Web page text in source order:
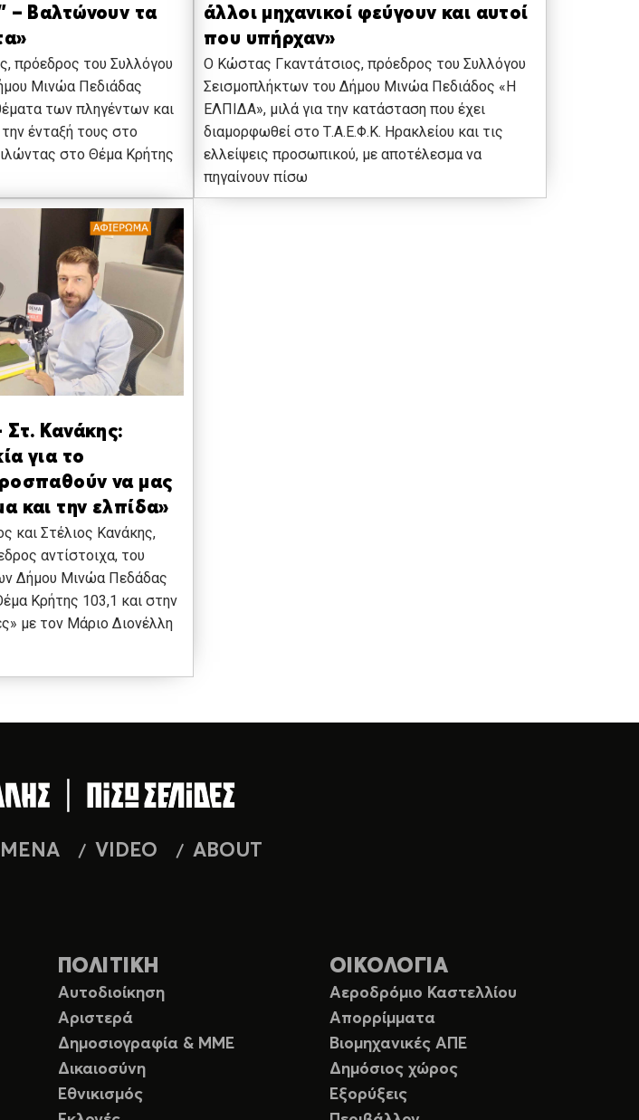
– Βαλτώνουν τα
πρόεδρος του Συλλόγου
Μινώα Πεδιάδας
των πληγέντων και
ένταξή τους στο
στο Θέμα Κρήτης
άλλοι μηχανικοί φεύγουν και αυτοί
που υπήρχαν»
Ο Κώστας Γκαντάτσιος, πρόεδρος του Συλλόγου
Σεισμοπλήκτων του Δήμου Μινώα Πεδιάδος «Η
ΕΛΠΙΔΑ», μιλά για την κατάσταση που έχει
διαμορφωθεί στο Τ.Α.Ε.Φ.Κ. Ηρακλείου και τις
ελλείψεις προσωπικού, με αποτέλεσμα να
πηγαίνουν πίσω
Στ. Κανάκης:
για το
να μας
και την ελπίδα»
και Στέλιος Κανάκης,
αντίστοιχα, του
Δήμου Μινώα Πεδάδας
Κρήτης 103,1 και στην
με τον Μάριο Διονέλλη
VIDEO ABOUT
ΠΟΛΙΤΙΚΗ
Αυτοδιοίκηση
Αριστερά
Δημοσιογραφία & ΜΜΕ
Δικαιοσύνη
Εθνικισμός
ΟΙΚΟΛΟΓΙΑ
Αεροδρόμιο Καστελλίου
Απορρίμματα
Βιομηχανικές ΑΠΕ
Δημόσιος χώρος
Εξορύξεις